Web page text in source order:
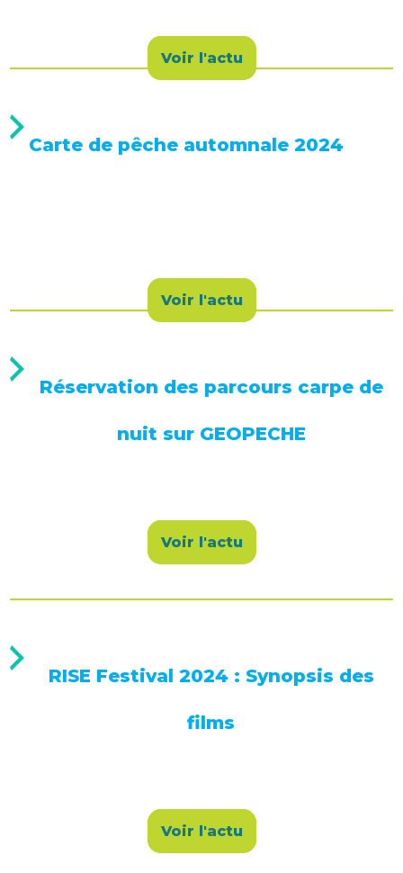
Voir l'actu
Voir l'actu
Carte de pêche automnale 2024
Voir l'actu
Réservation des parcours carpe de
nuit sur GEOPECHE
Voir l'actu
RISE Festival 2024 : Synopsis des
films